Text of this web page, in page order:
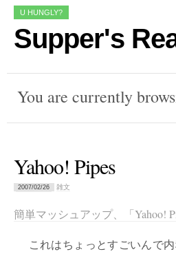
U HUNGLY?
Supper's
You are currently
Yahoo! Pipes
2007/02/26 雑文
簡単マッシュアップ、「Yahoo!
これはちょっとすごいんで内